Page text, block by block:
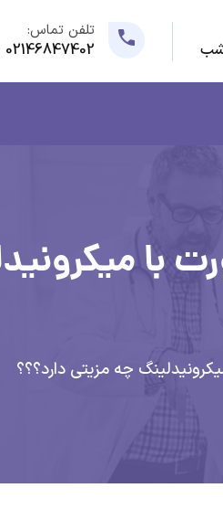
تلفن تماس:
02146847402
با
چه مزیتی دارد؟؟؟